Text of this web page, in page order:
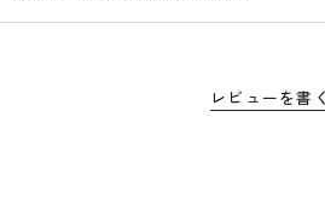
レビューを書く